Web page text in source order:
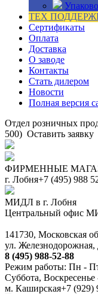
ТЕХ
Сертификаты
Оплата
Доставка
О заводе
Контакты
Стать дилером
Новости
Полная версия
Отдел розничных
500) Оставить заявку
ФИРМЕННЫЕ
г. Лобня+7 (495) 988
МИДЛ в г. Лобня
Центральный офис
141730, Московская
ул. Железнодорожная,
8 (495) 988-52-88
Режим работы: Пн -
Суббота,
м. Каширская+7 (929)